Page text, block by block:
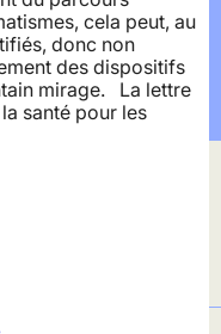
cela peut, au
donc non
des dispositifs
mirage. La lettre
santé pour les